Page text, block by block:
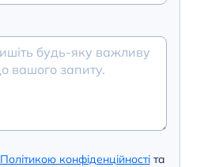
Політикою конфіденційностіта